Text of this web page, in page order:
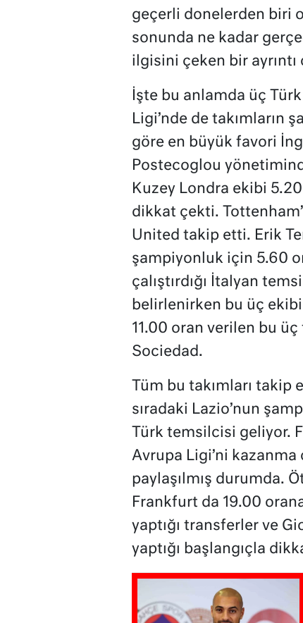
geçerli donelerden biri
sonunda ne kadar
ilgisini çeken bir ayrıntı
İşte bu anlamda üç
Ligi’nde de takımların
göre en büyük favori
Postecoglou
Kuzey Londra ekibi
dikkat çekti.
United takip etti. Erik
şampiyonluk için 5.60
çalıştırdığı İtalyan
belirlenirken bu üç
11.00 oran verilen bu
Sociedad.
Tüm bu takımları
sıradaki Lazio’nun
Türk temsilcisi geliyor.
Avrupa Ligi’ni
paylaşılmış durumda.
Frankfurt da 19.00
yaptığı transferler ve
yaptığı başlangıçla